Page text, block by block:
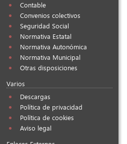
Contable
Convenios colectivos
Seguridad Social
Normativa Estatal
Normativa Autonómica
Normativa Municipal
Otras disposiciones
Varios
Descargas
Política de privacidad
Política de cookies
Aviso legal